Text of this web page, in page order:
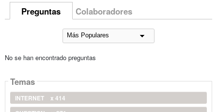
Preguntas Colaboradores
No se han encontrado preguntas
Temas
INTERNET
x 414